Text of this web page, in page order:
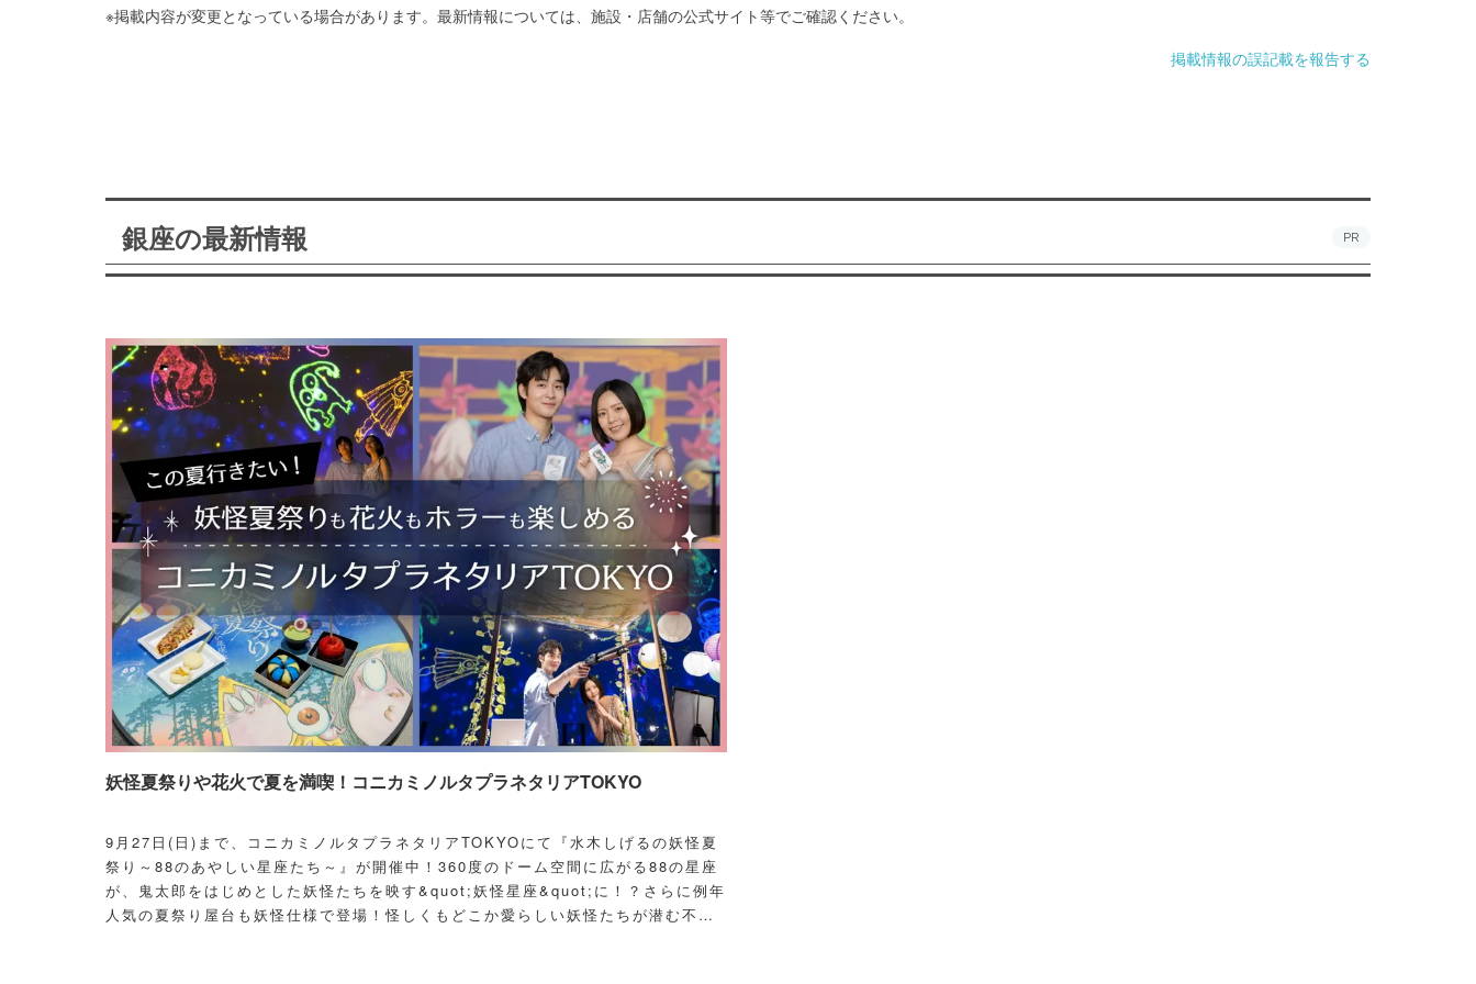
※掲載内容が変更となっている場合があります。最新情報については、施設・店舗の公式サイト等でご確認ください。
掲載情報の誤記載を報告する
銀座の最新情報 PR
妖怪夏祭りや花火で夏を満喫！コニカミノルタプラネタリアTOKYO
9月27日(日)まで、コニカミノルタプラネタリアTOKYOにて『水木しげるの妖怪夏
祭り～88のあやしい星座たち～』が開催中！360度のドーム空間に広がる88の星座
が、鬼太郎をはじめとした妖怪たちを映す&quot;妖怪星座&quot;に！？さらに例年
人気の夏祭り屋台も妖怪仕様で登場！怪しくもどこか愛らしい妖怪たちが潜む不思